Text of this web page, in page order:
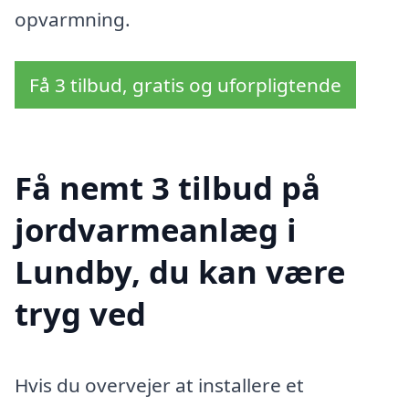
opvarmning.
Få 3 tilbud, gratis og uforpligtende
Få nemt 3 tilbud på
jordvarmeanlæg i
Lundby, du kan være
tryg ved
Hvis du overvejer at installere et